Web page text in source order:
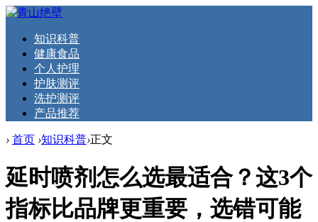
知识科普
健康食品
个人护理
护肤测评
洗护测评
产品推荐
› 首页 ›知识科普›正文
延时喷剂怎么选最适合？这3个
指标比品牌更重要，选错可能